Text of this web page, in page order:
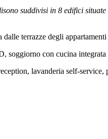
suddivisi in 8 edifici
dalle terrazze degli
soggiorno con cucina
lavanderia self-